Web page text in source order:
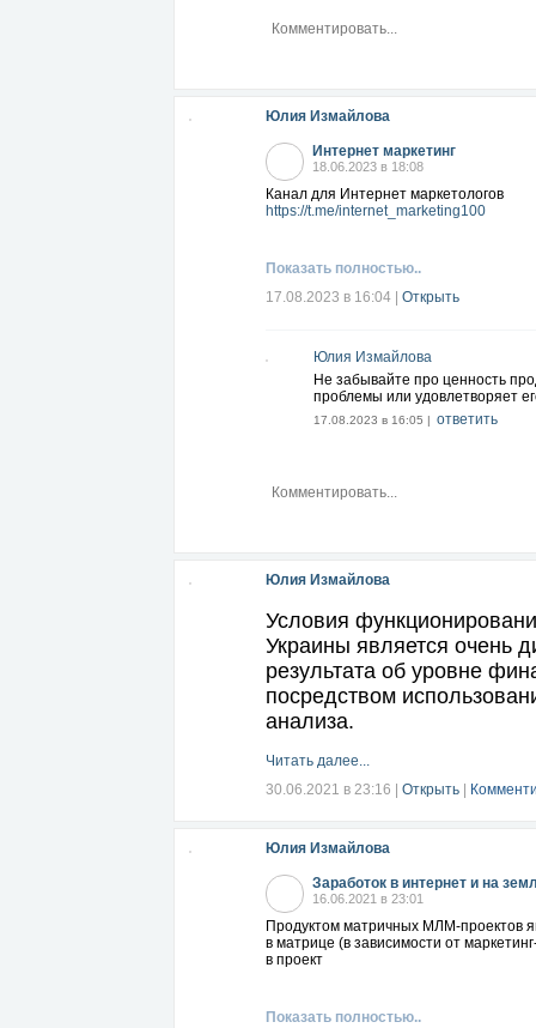
Юлия Измайлова
Интернет маркетинг
18.06.2023 в 18:08
Канал для Интернет маркетологов
https://t.me/internet_marketing100
Показать полностью..
17.08.2023 в 16:04
Открыть
Юлия Измайлова
Не забывайте про ценность
проблемы или удовлетворяет
17.08.2023 в 16:05 | ответить
Юлия Измайлова
Условия
Украины является очень
результата об уровне
посредством
анализа.
Читать далее...
30.06.2021 в 23:16
Открыть
Юлия Измайлова
Заработок в интернет и на
16.06.2021 в 23:01
Продуктом матричных МЛМ-проектов
в матрице (в зависимости от
в проект
Показать полностью..